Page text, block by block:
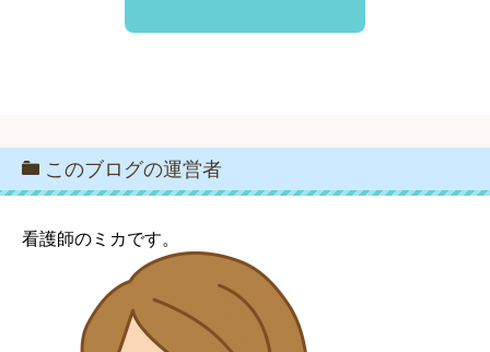
このブログの運営者
看護師のミカです。